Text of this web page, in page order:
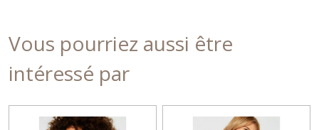
Vous pourriez aussi être
intéressé par